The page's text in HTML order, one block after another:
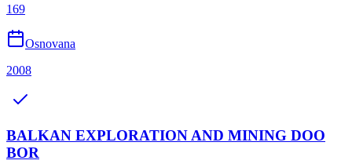
169
Osnovana
2008
BALKAN EXPLORATION AND MINING DOO
BOR